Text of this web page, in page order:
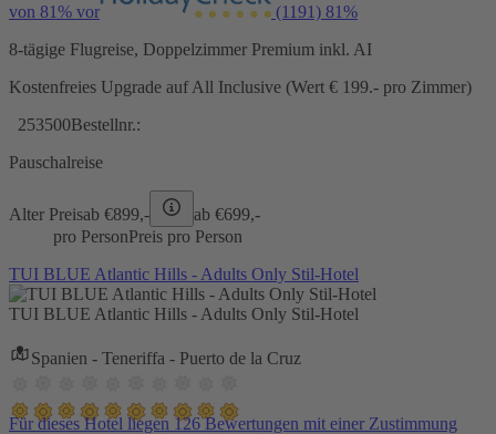
von 81% vor (1191) 81%
8-tägige Flugreise, Doppelzimmer Premium inkl. AI
Kostenfreies Upgrade auf All Inclusive (Wert € 199.- pro Zimmer)
253500Bestellnr.:
Pauschalreise
Alter Preisab €899,- ab €699,-
pro PersonPreis pro Person
TUI BLUE Atlantic Hills - Adults Only Stil-Hotel
TUI BLUE Atlantic Hills - Adults Only Stil-Hotel
Spanien - Teneriffa - Puerto de la Cruz
Für dieses Hotel liegen 126 Bewertungen mit einer Zustimmung